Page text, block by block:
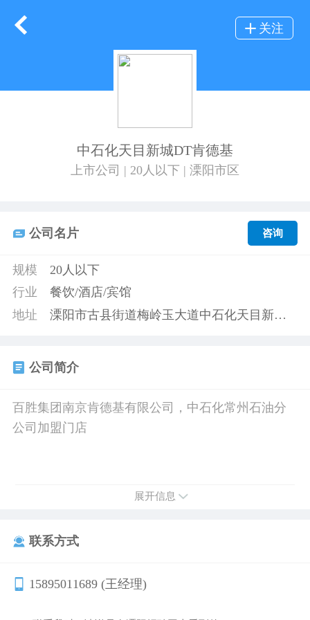
关注
中石化天目新城DT肯德基
上市公司 | 20人以下 | 溧阳市区
公司名片 咨询
规模
20人以下
行业
餐饮/酒店/宾馆
地址
溧阳市古县街道梅岭玉大道中石化天目新城加油站内
公司简介
百胜集团南京肯德基有限公司，中石化常州石油分
公司加盟门店
展开信息
联系方式
15895011689 (王经理)